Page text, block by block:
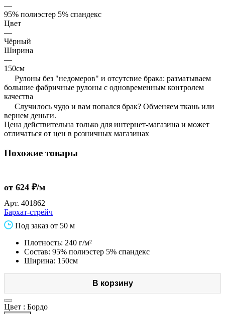
—
95% полиэстер 5% спандекс
Цвет
—
Чёрный
Ширина
—
150см
Рулоны без "недомеров" и отсутсвие брака: разматываем
большие фабричные рулоны с одновременным контролем
качества
Случилось чудо и вам попался брак? Обменяем ткань или
вернем деньги.
Цена действительна только для интернет-магазина и может
отличаться от цен в розничных магазинах
Похожие товары
от 624 ₽/м
Арт. 401862
Бархат-стрейч
Под заказ от 50 м
Плотность: 240 г/м²
Состав: 95% полиэстер 5% спандекс
Ширина: 150см
В корзину
Цвет : Бордо